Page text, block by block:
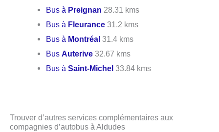
Bus à Preignan 28.31 kms
Bus à Fleurance 31.2 kms
Bus à Montréal 31.4 kms
BusAuterive 32.67 kms
Bus àSaint-Michel 33.84 kms
Trouver d’autres services complémentaires aux
compagnies d’autobus à Aldudes